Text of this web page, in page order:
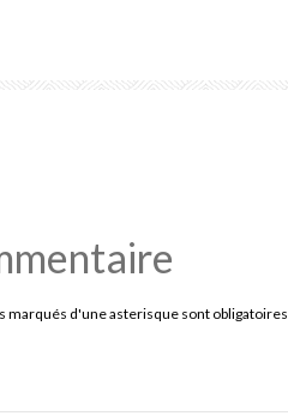
marqués d'une asterisque sont obligatoires